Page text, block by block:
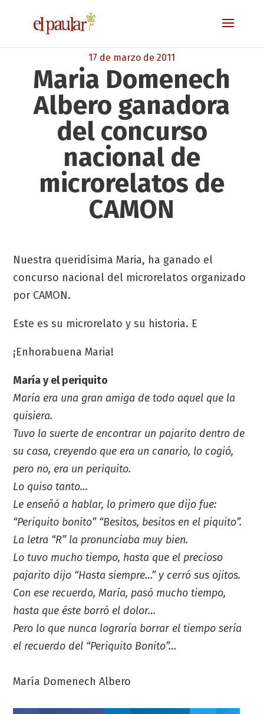
17 de marzo de 2011
Maria Domenech
Albero ganadora
del concurso
nacional de
microrelatos de
CAMON
Nuestra queridísima Maria, ha ganado el
concurso nacional del microrelatos organizado
por CAMON.
Este es su microrelato y su historia. E
¡Enhorabuena Maria!
María y el periquito
María era una gran amiga de todo aquel que la
quisiera.
Tuvo la suerte de encontrar un pajarito dentro de
su casa, creyendo que era un canario, lo cogió,
pero no, era un periquito.
Lo quiso tanto…
Le enseñó a hablar, lo primero que dijo fue:
“Periquito bonito” “Besitos, besitos en el piquito”.
La letra “R” la pronunciaba muy bien.
Lo tuvo mucho tiempo, hasta que el precioso
pajarito dijo “Hasta siempre…” y cerró sus ojitos.
Con ese recuerdo, María, pasó mucho tiempo,
hasta que éste borró el dolor…
Pero lo que nunca lograría borrar el tiempo sería
el recuerdo del “Periquito Bonito”…
María Domenech Albero